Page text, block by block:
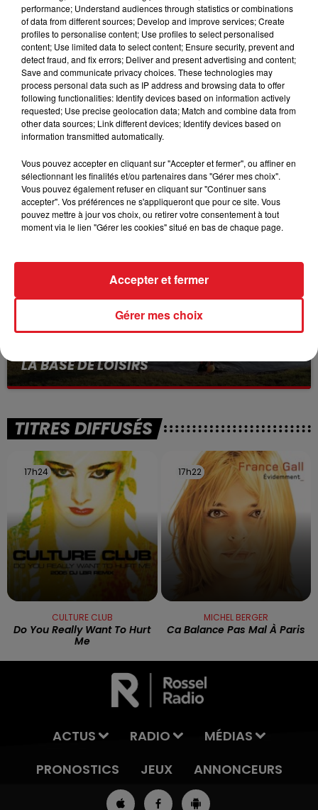
FIL D'ACTUS
BÉTHUNE: ENQUÊTE POUR HOMICIDE
VOLONTAIRE EN COURS, APRÈS LA...
Selon les premiers éléments, le logement servait
à des prostituées
13 juillet 2026
LA BASE DE LOISIRS
La victime a coulé à pic
TITRES DIFFUSÉS
17h24
17h24
CULTURE CLUB
Do You Really Want To Hurt
Me
17h22
17h22
MICHEL BERGER
Ca Balance Pas Mal À Paris
ACTUS RADIO
MÉDIAS
PRONOSTICS
JEUX ANNONCEURS
performance; Understand audiences through statistics or combinations
of data from different sources; Develop and improve services; Create
profiles to personalise content; Use profiles to select personalised
content; Use limited data to select content; Ensure security, prevent and
detect fraud, and fix errors; Deliver and present advertising and content;
Save and communicate privacy choices. These technologies may
process personal data such as IP address and browsing data to offer
following functionalities: Identify devices based on information actively
requested; Use precise geolocation data; Match and combine data from
other data sources; Link different devices; Identify devices based on
information transmitted automatically.
Vous pouvez accepter en cliquant sur "Accepter et fermer", ou affiner en
sélectionnant les finalités et/ou partenaires dans "Gérer mes choix".
Vous pouvez également refuser en cliquant sur "Continuer sans
accepter". Vos préférences ne s'appliqueront que pour ce site. Vous
pouvez mettre à jour vos choix, ou retirer votre consentement à tout
moment via le lien "Gérer les cookies" situé en bas de chaque page.
Gérer mes choix
Accepter et fermer